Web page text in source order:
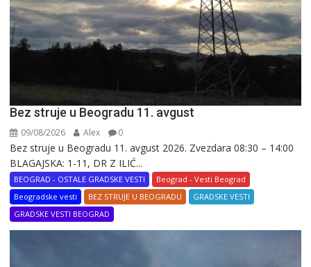
Bez struje u Beogradu 11. avgust
09/08/2026 Alex 0
Bez struje u Beogradu 11. avgust 2026. Zvezdara 08:30 – 14:00
BLAGAJSKA: 1-11, DR Z ILIĆ...
BEOGRAD - OSTALE GRADSKE VESTI
Beograd - Vesti Beograd
Beogradske vesti
BEZ STRUJE U BEOGRADU
GRADSKE VESTI
GRADSKE VESTI BEOGRAD